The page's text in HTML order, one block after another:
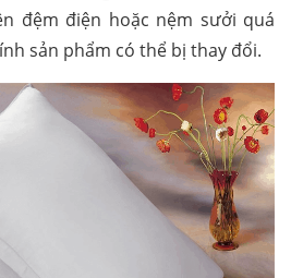
đệm điện hoặc nệm sưởi quá
sản phẩm có thể bị thay đổi.